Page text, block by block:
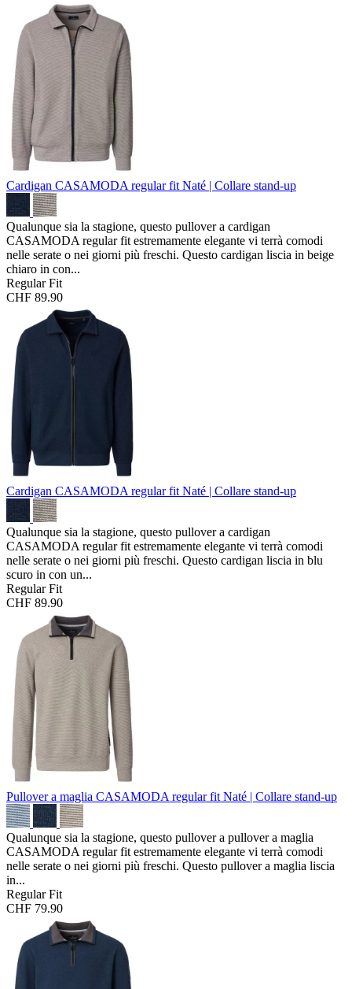
Cardigan CASAMODA regular fit Naté | Collare stand-up
Qualunque sia la stagione, questo pullover a cardigan
CASAMODA regular fit estremamente elegante vi terrà comodi
nelle serate o nei giorni più freschi. Questo cardigan liscia in beige
chiaro in con...
Regular Fit
CHF 89.90
Cardigan CASAMODA regular fit Naté | Collare stand-up
Qualunque sia la stagione, questo pullover a cardigan
CASAMODA regular fit estremamente elegante vi terrà comodi
nelle serate o nei giorni più freschi. Questo cardigan liscia in blu
scuro in con un...
Regular Fit
CHF 89.90
Pullover a maglia CASAMODA regular fit Naté | Collare stand-up
Qualunque sia la stagione, questo pullover a pullover a maglia
CASAMODA regular fit estremamente elegante vi terrà comodi
nelle serate o nei giorni più freschi. Questo pullover a maglia liscia
in...
Regular Fit
CHF 79.90